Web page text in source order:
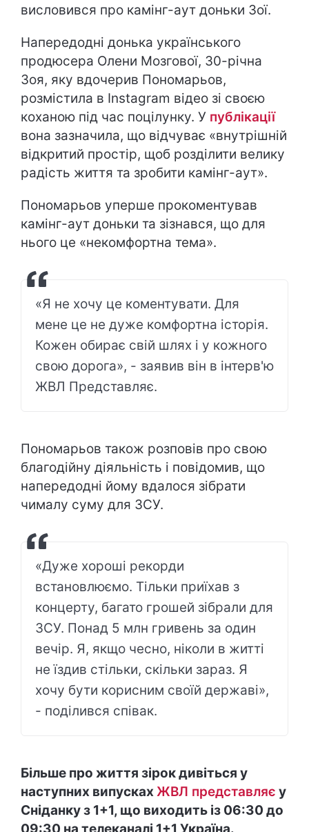
висловився про камінг-аут доньки Зої.
Напередодні донька українського
продюсера Олени Мозгової, 30-річна
Зоя, яку вдочерив Пономарьов,
розмістила в Instagram відео зі своєю
коханою під час поцілунку. У публікації
вона зазначила, що відчуває «внутрішній
відкритий простір, щоб розділити велику
радість життя та зробити камінг-аут».
Пономарьов уперше прокоментував
камінг-аут доньки та зізнався, що для
нього це «некомфортна тема».
«Я не хочу це коментувати. Для
мене це не дуже комфортна історія.
Кожен обирає свій шлях і у кожного
свою дорога», - заявив він в інтерв'ю
ЖВЛ Представляє.
Пономарьов також розповів про свою
благодійну діяльність і повідомив, що
напередодні йому вдалося зібрати
чималу суму для ЗСУ.
«Дуже хороші рекорди
встановлюємо. Тільки приїхав з
концерту, багато грошей зібрали для
ЗСУ. Понад 5 млн гривень за один
вечір. Я, якщо чесно, ніколи в житті
не їздив стільки, скільки зараз. Я
хочу бути корисним своїй державі»,
- поділився співак.
Більше про життя зірок дивіться у
наступних випускахЖВЛ представляє у
Сніданку з 1+1, що виходить із 06:30 до